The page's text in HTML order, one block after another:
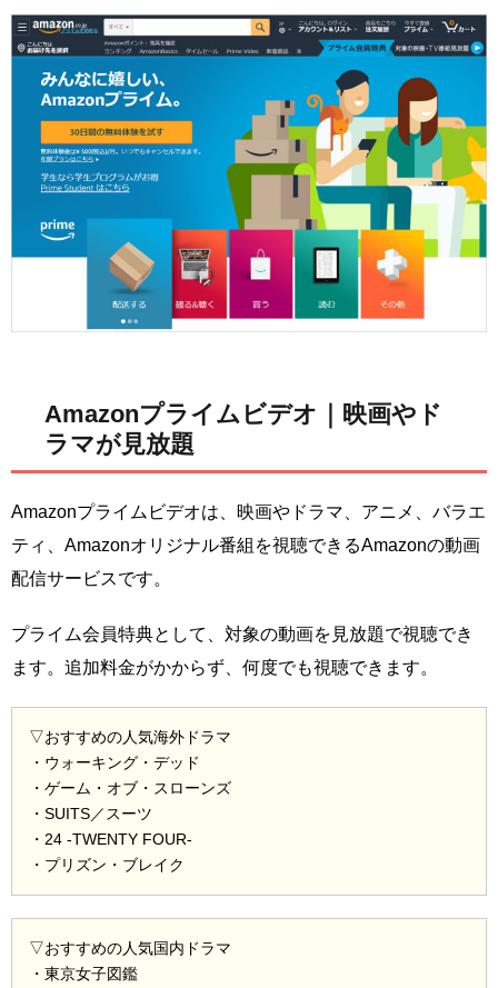
Amazonプライムビデオ｜映画やド
ラマが見放題
Amazonプライムビデオは、映画やドラマ、アニメ、バラエ
ティ、Amazonオリジナル番組を視聴できるAmazonの動画
配信サービスです。
プライム会員特典として、対象の動画を見放題で視聴でき
ます。追加料金がかからず、何度でも視聴できます。
▽おすすめの人気海外ドラマ
・ウォーキング・デッド
・ゲーム・オブ・スローンズ
・SUITS／スーツ
・24 -TWENTY FOUR-
・プリズン・ブレイク
▽おすすめの人気国内ドラマ
・東京女子図鑑